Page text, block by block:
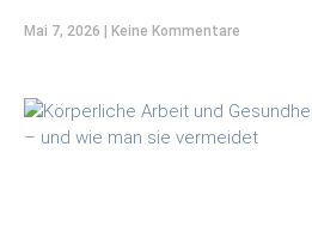
Mai 7, 2026 Keine Kommentare